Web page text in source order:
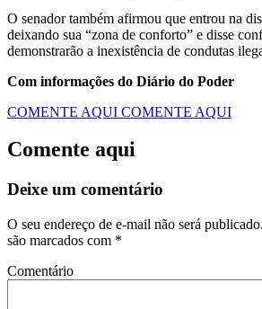
O senador também afirmou que entrou na
deixando sua “zona de conforto” e disse
demonstrarão a inexistência de condutas
Com informações do Diário do Poder
COMENTE AQUI COMENTE AQUI
Comente aqui
Deixe um comentário
O seu endereço de e-mail não será publicado.
são marcados com *
Comentário